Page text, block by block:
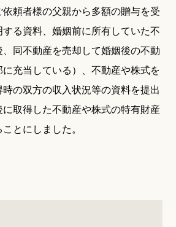
頼者様の父親から多額の贈与を受
る資料、婚姻前に所有していた不
同不動産を売却して婚姻後の不動
充当している）、不動産や株式を
の双方の収入状況等の資料を提出
取得した不動産や株式の特有財産
とにしました。